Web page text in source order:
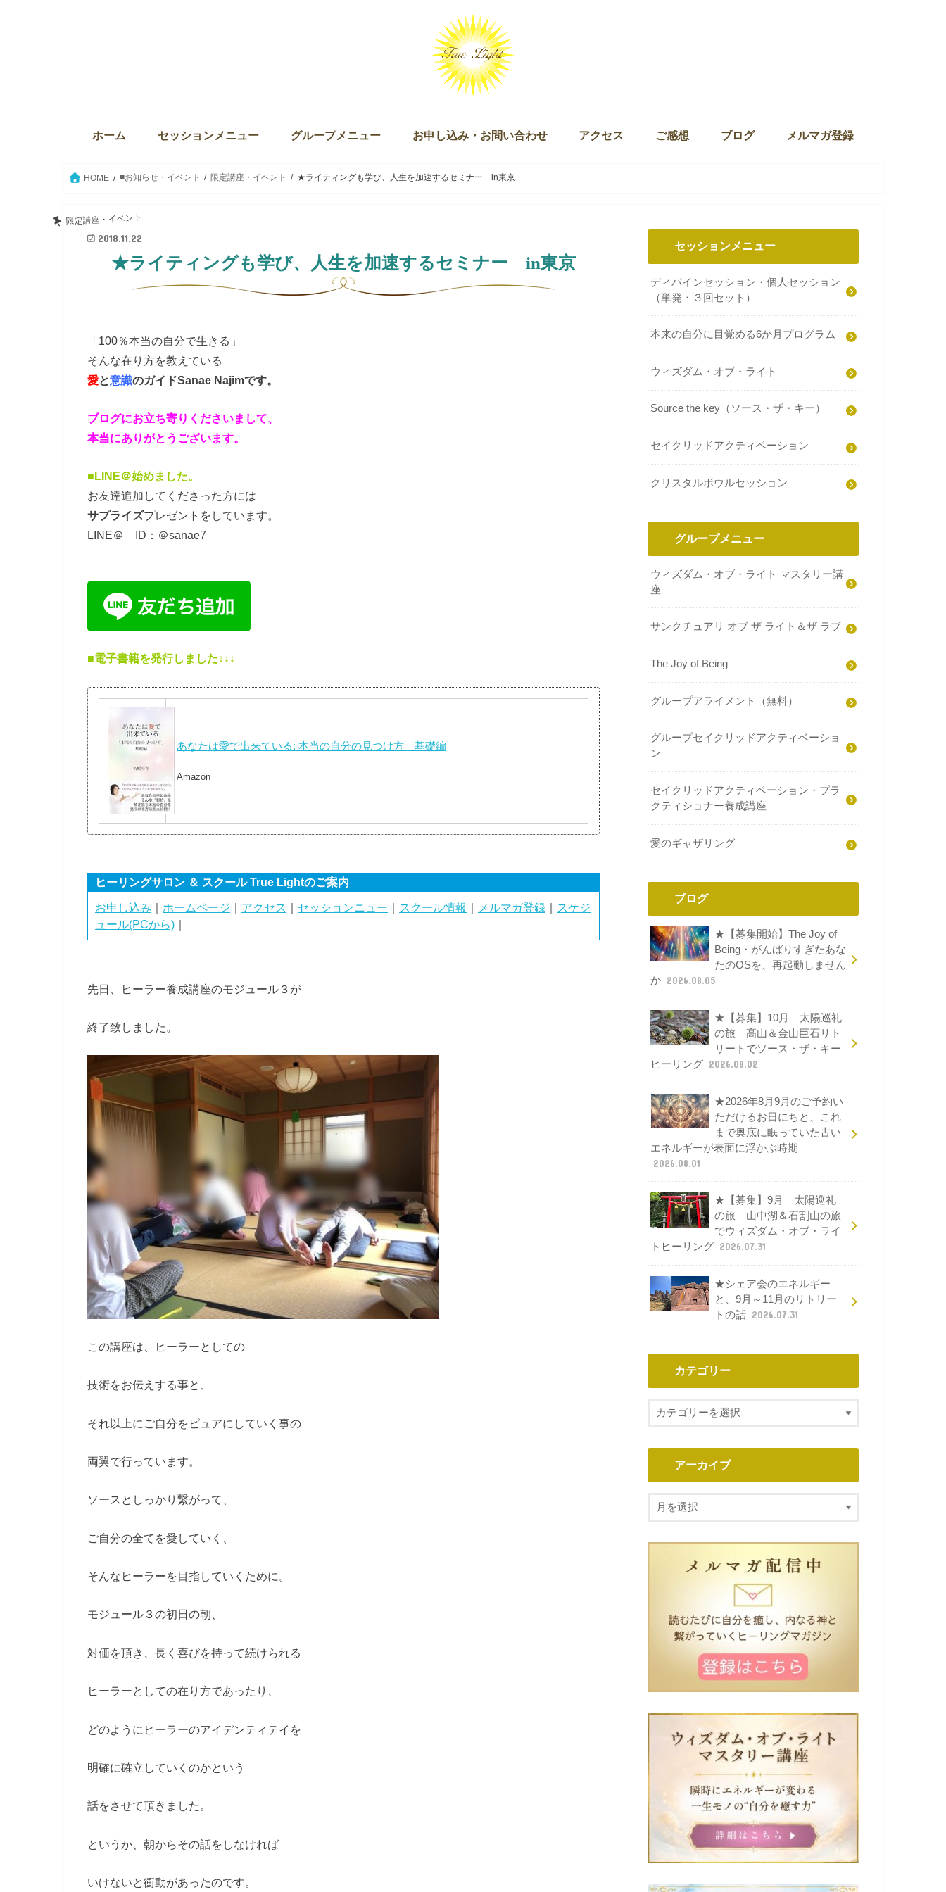
ホーム セッションメニュー グループメニュー お申し込み・お問い合わせ アクセス ご感想 ブログ メルマガ登録
HOME ■お知らせ・イベント 限定講座・イベント ★ライティングも学び、人生を加速するセミナー in東京
限定講座・イベント
2018.11.22
★ライティングも学び、人生を加速するセミナー in東京
「100％本当の自分で生きる」
そんな在り方を教えている
愛と意識のガイドSanae Najimです。
ブログにお立ち寄りくださいまして、
本当にありがとうございます。
■LINE＠始めました。
お友達追加してくださった方には
サプライズプレゼントをしています。
LINE＠ ID：＠sanae7
■電子書籍を発行しました↓↓↓
あなたは愛で出来ている: 本当の自分の見つけ方 基礎編
Amazon
ヒーリングサロン ＆ スクール True Lightのご案内
お申し込み ｜ ホームページ ｜ アクセス ｜ セッションニュー ｜ スクール情報 ｜ メルマガ登録 ｜ スケジ
ュール(PCから) ｜
先日、ヒーラー養成講座のモジュール３が
終了致しました。
この講座は、ヒーラーとしての
技術をお伝えする事と、
それ以上にご自分をピュアにしていく事の
両翼で行っています。
ソースとしっかり繋がって、
ご自分の全てを愛していく、
そんなヒーラーを目指していくために。
モジュール３の初日の朝、
対価を頂き、長く喜びを持って続けられる
ヒーラーとしての在り方であったり、
どのようにヒーラーのアイデンティテイを
明確に確立していくのかという
話をさせて頂きました。
というか、朝からその話をしなければ
いけないと衝動があったのです。
セッションメニュー
ディバインセッション・個人セッション
（単発・３回セット）
本来の自分に目覚める6か月プログラム
ウィズダム・オブ・ライト
Source the key（ソース・ザ・キー）
セイクリッドアクティベーション
クリスタルボウルセッション
グループメニュー
ウィズダム・オブ・ライト マスタリー講
座
サンクチュアリ オブ ザ ライト＆ザ ラブ
The Joy of Being
グループアライメント（無料）
グループセイクリッドアクティベーショ
ン
セイクリッドアクティベーション・プラ
クティショナー養成講座
愛のギャザリング
ブログ
★【募集開始】The Joy of
Being・がんばりすぎたあな
たのOSを、再起動しません
か 2026.08.05
★【募集】10月 太陽巡礼
の旅 高山＆金山巨石リト
リートでソース・ザ・キー
ヒーリング 2026.08.02
★2026年8月9月のご予約い
ただけるお日にちと、これ
まで奥底に眠っていた古い
エネルギーが表面に浮かぶ時期
2026.08.01
★【募集】9月 太陽巡礼
の旅 山中湖＆石割山の旅
でウィズダム・オブ・ライ
トヒーリング 2026.07.31
★シェア会のエネルギー
と、9月～11月のリトリー
トの話 2026.07.31
カテゴリー
アーカイブ